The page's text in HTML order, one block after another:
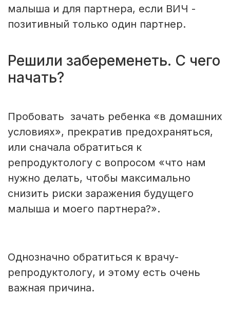
малыша и для партнера, если ВИЧ -
позитивный только один партнер.
Решили забеременеть. С чего
начать?
Пробовать зачать ребенка «в домашних
условиях», прекратив предохраняться,
или сначала обратиться к
репродуктологу с вопросом «что нам
нужно делать, чтобы максимально
снизить риски заражения будущего
малыша и моего партнера?».
Однозначно обратиться к врачу-
репродуктологу, и этому есть очень
важная причина.